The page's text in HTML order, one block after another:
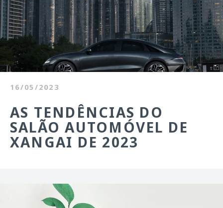
16/05/2023
AS TENDÊNCIAS DO
SALÃO AUTOMÓVEL DE
XANGAI DE 2023